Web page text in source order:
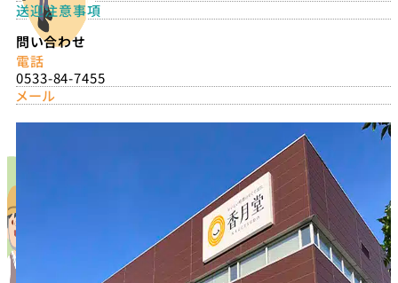
送迎注意事項
問い合わせ
電話
0533-84-7455
メール